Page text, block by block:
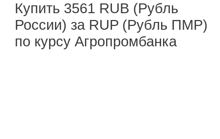
Купить 3561 RUB (Рубль
России) за RUP (Рубль ПМР)
по курсу Агропромбанка